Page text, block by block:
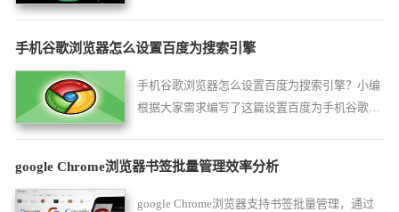
手机谷歌浏览器怎么设置百度为搜索引擎
手机谷歌浏览器怎么设置百度为搜索引擎？小编
根据大家需求编写了这篇设置百度为手机谷歌浏
google Chrome浏览器书签批量管理效率分析
google Chrome浏览器支持书签批量管理，通过